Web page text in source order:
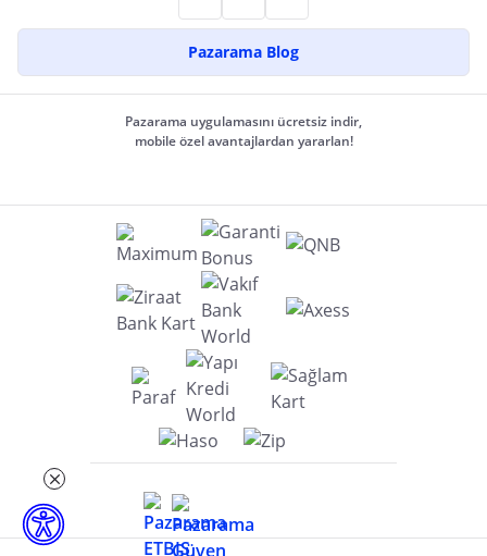
Pazarama Blog
Pazarama uygulamasını ücretsiz indir,
mobile özel avantajlardan yararlan!